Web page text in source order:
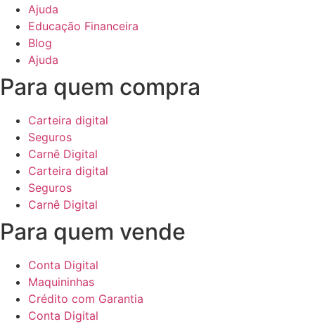
Ajuda
Educação Financeira
Blog
Ajuda
Para quem compra
Carteira digital
Seguros
Carnê Digital
Carteira digital
Seguros
Carnê Digital
Para quem vende
Conta Digital
Maquininhas
Crédito com Garantia
Conta Digital